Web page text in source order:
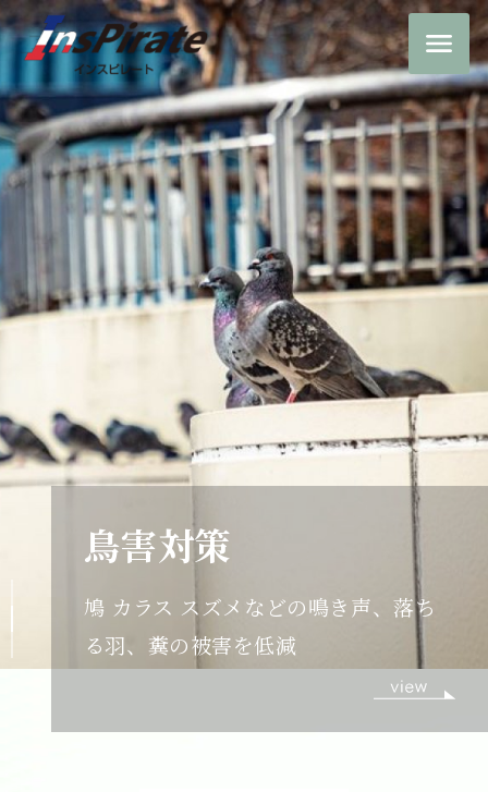
高い技術が必要なロー
プアクセス
足場不要、作業の迅速化、低コスト
他にも高所作業車・足場など作業範囲
や行う場所によって選ぶことができま
す。